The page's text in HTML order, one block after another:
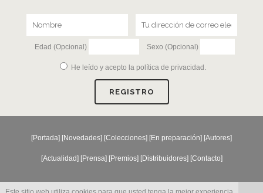
Edad (Opcional) Sexo (Opcional)
He leído y acepto la política de privacidad .
[Portada] [Novedades] [Colecciones] [En preparación] [Autores]
[Actualidad] [Prensa] [Premios] [Distribuidores] [Contacto]